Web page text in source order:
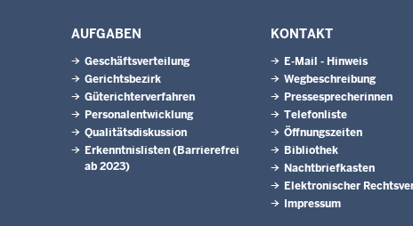
AUFGABEN
Geschäftsverteilung
Gerichtsbezirk
Güterichterverfahren
Personalentwicklung
Qualitätsdiskussion
Erkenntnislisten (Barrierefrei
ab 2023)
KONTAKT
E-Mail - Hinweis
Wegbeschreibung
Pressesprecherinnen
Telefonliste
Öffnungszeiten
Bibliothek
Nachtbriefkasten
Elektronischer
Impressum